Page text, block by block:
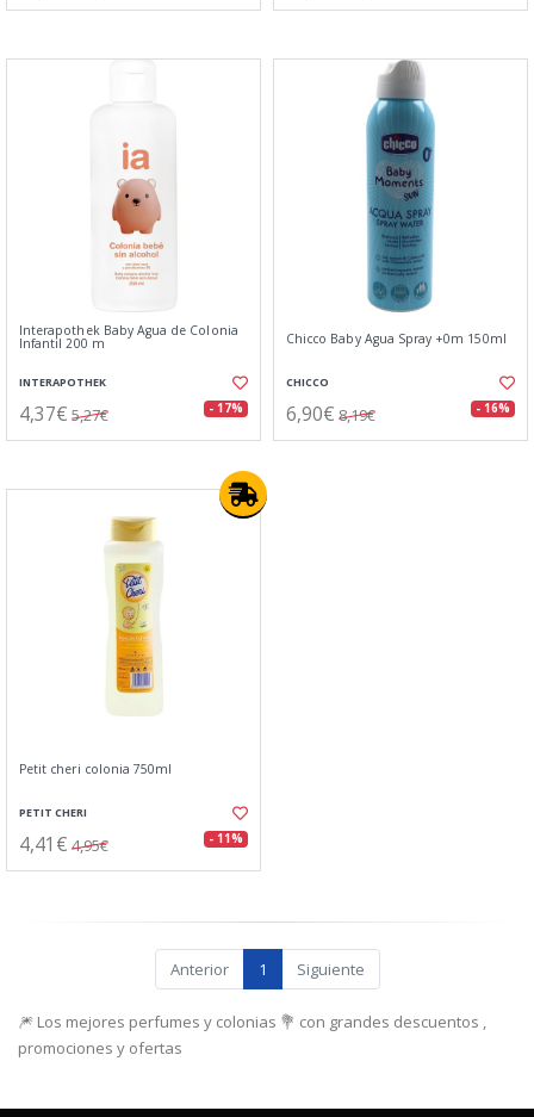
Interapothek Baby Agua de Colonia
Infantil 200 m
INTERAPOTHEK
4,37€ 5,27€ - 17%
Chicco Baby Agua Spray +0m 150ml
CHICCO
6,90€ 8,19€ - 16%
Petit cheri colonia 750ml
PETIT CHERI
4,41€ 4,95€ - 11%
Anterior 1 Siguiente
🎆 Los mejores perfumes y colonias 💐 con grandes descuentos ,
promociones y ofertas